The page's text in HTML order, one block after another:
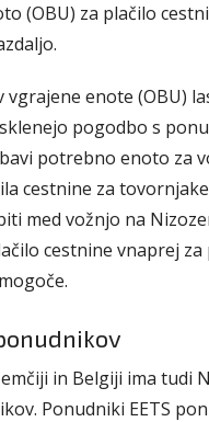
(OBU) za plačilo
vgrajene enote (OBU)
pogodbo s
potrebno enoto za
cestnine za
med vožnjo na
cestnine vnaprej za
in Belgiji ima tudi
Ponudniki EETS